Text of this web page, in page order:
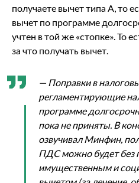
получаете вычет типа А, то
вычет по программе
учтен в той же «стопке». То
за что получать вычет.
— Поправки в
регламентирующие
программе
пока не приняты. В
озвучивал Минфин,
ПДС можно будет без
имущественным и